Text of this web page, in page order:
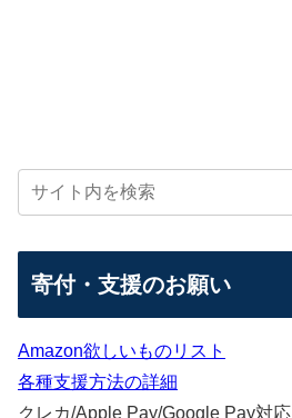
寄付・支援のお願い
Amazon欲しいものリスト
各種支援方法の詳細
クレカ/Apple Pay/Google Pay対応